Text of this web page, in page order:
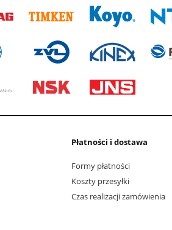
Płatności i dostawa
Formy płatności
Koszty przesyłki
Czas realizacji zamówienia